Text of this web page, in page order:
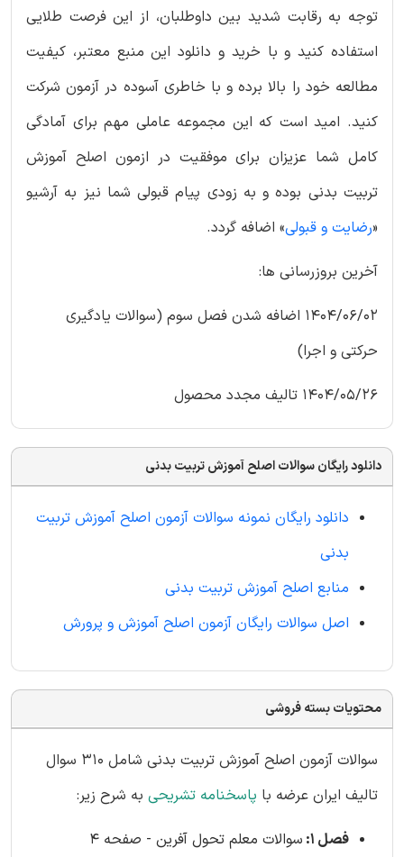
توجه به رقابت شدید بین داوطلبان، از این فرصت طلایی
استفاده کنید و با خرید و دانلود این منبع معتبر، کیفیت
مطالعه خود را بالا برده و با خاطری آسوده در آزمون شرکت
کنید. امید است که این مجموعه عاملی مهم برای آمادگی
کامل شما عزیزان برای موفقیت در ازمون اصلح آموزش
تربیت بدنی بوده و به زودی پیام قبولی شما نیز به آرشیو
«رضایت و قبولی» اضافه گردد.
آخرین بروزرسانی ها:
1404/06/02 اضافه شدن فصل سوم (سوالات یادگیری
حرکتی و اجرا)
1404/05/26 تالیف مجدد محصول
دانلود رایگان سوالات اصلح آموزش تربیت بدنی
دانلود رایگان نمونه سوالات آزمون اصلح آموزش تربیت
بدنی
منابع اصلح آموزش تربیت بدنی
اصل سوالات رایگان آزمون اصلح آموزش و پرورش
محتویات بسته فروشی
سوالات آزمون اصلح آموزش تربیت بدنی شامل 310 سوال
تالیف ایران عرضه با پاسخنامه تشریحی به شرح زیر:
فصل 1: سوالات معلم تحول آفرین - صفحه 4